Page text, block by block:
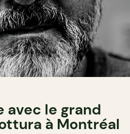
avec le grand
à Montréal